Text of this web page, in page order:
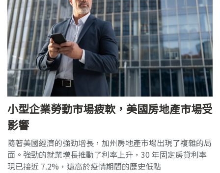
小型企業勞動市場疲軟，美國房地產市場受
影響
隨著美國經濟的強勁增長，加州房地產市場出現了複雜的局
面。強勁的就業增長推動了利率上升，30 年固定房貸利率
現已接近 7.2%，遠高於疫情期間的歷史低點